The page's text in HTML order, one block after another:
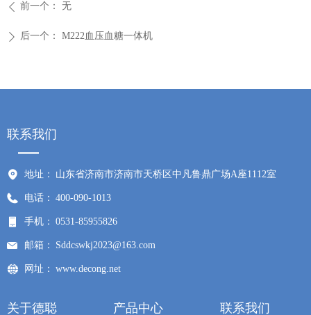
ꄴ 前一个： 无
ꄲ 后一个： M222血压血糖一体机
联系我们
地址： 山东省济南市济南市天桥区中凡鲁鼎广场A座1112室
电话： 400-090-1013
手机： 0531-85955826
邮箱： Sddcswkj2023@163.com
网址： www.decong.net
关于德聪 产品中心 联系我们